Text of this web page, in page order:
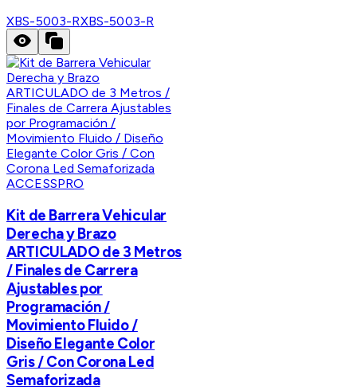
XBS-5003-RXBS-5003-R
ACCESSPRO
Kit de Barrera Vehicular
Derecha y Brazo
ARTICULADO de 3 Metros
/ Finales de Carrera
Ajustables por
Programación /
Movimiento Fluido /
Diseño Elegante Color
Gris / Con Corona Led
Semaforizada